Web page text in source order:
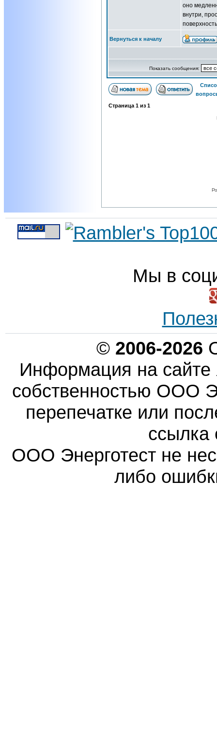
оно
внутри,
Вернуться к началу
Показать сообщения:
Страница 1 из 1
Мы в
© 2006-2026
Информация на сайте
собственностью ООО
перепечатке или
ссылка
ООО Энерготест не
либо